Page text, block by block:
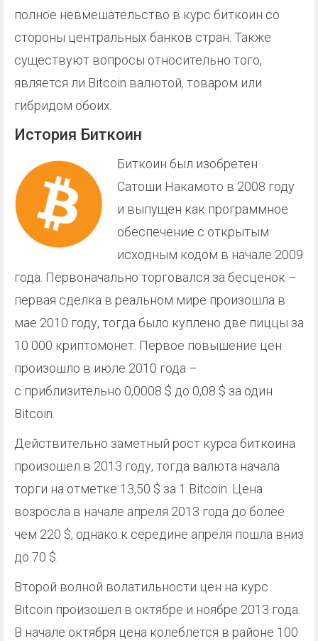
полное невмешательство в курс биткоин со
стороны центральных банков стран. Также
существуют вопросы относительно того,
является ли Bitcoin валютой, товаром или
гибридом обоих.
История Биткоин
Биткоин был изобретен
Сатоши Накамото в 2008 году
и выпущен как программное
обеспечение с открытым
исходным кодом в начале 2009
года. Первоначально торговался за бесценок –
первая сделка в реальном мире произошла в
мае 2010 году, тогда было куплено две пиццы за
10 000 криптомонет. Первое повышение цен
произошло в июле 2010 года –
с приблизительно 0,0008 $ до 0,08 $ за один
Bitcoin.
Действительно заметный рост курса биткоина
произошел в 2013 году, тогда валюта начала
торги на отметке 13,50 $ за 1 Bitcoin. Цена
возросла в начале апреля 2013 года до более
чем 220 $, однако к середине апреля пошла вниз
до 70 $.
Второй волной волатильности цен на курс
Bitcoin произошел в октябре и ноябре 2013 года.
В начале октября цена колеблется в районе 100